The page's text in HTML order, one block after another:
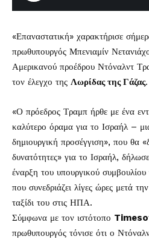
«Επαναστατική» χαρακτήρισε
πρωθυπουργός Μπενιαμίν
Αμερικανού προέδρου Ντόναλντ
τον έλεγχο της Λωρίδας της Γάζας.
«Ο πρόεδρος Τραμπ ήρθε με ένα
καλύτερο όραμα για το Ισραήλ –
δημιουργική προσέγγιση», που θα
δυνατότητες» για το Ισραήλ,
έναρξη του υπουργικού
που συνεδριάζει λίγες ώρες μετά
ταξίδι του στις ΗΠΑ.
Σύμφωνα με τον ιστότοπο
πρωθυπουργός τόνισε ότι ο